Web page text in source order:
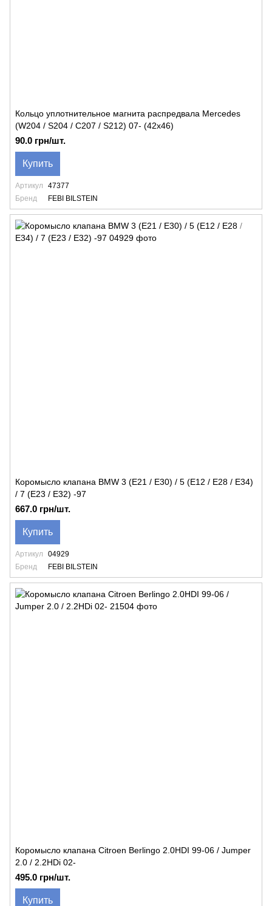
Кольцо уплотнительное магнита распредвала Mercedes
(W204 / S204 / C207 / S212) 07- (42x46)
90.0 грн/шт.
Купить
Артикул
47377
Бренд
FEBI BILSTEIN
Коромысло клапана BMW 3 (E21 / E30) / 5 (E12 / E28 / E34)
/ 7 (E23 / E32) -97
667.0 грн/шт.
Купить
Артикул
04929
Бренд
FEBI BILSTEIN
Коромысло клапана Citroen Berlingo 2.0HDI 99-06 / Jumper
2.0 / 2.2HDi 02-
495.0 грн/шт.
Купить